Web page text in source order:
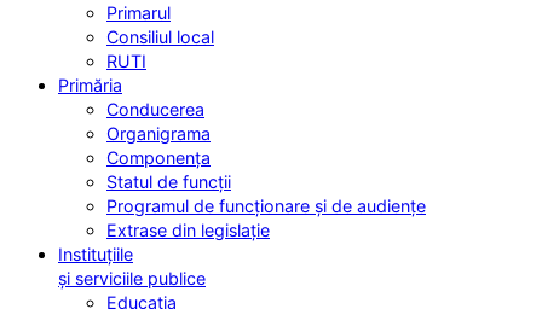
Primarul
Consiliul local
RUTI
Primăria
Conducerea
Organigrama
Componența
Statul de funcții
Programul de funcționare și de audiențe
Extrase din legislație
Instituțiile
și serviciile publice
Educația